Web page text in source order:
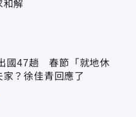
和解
國47趟 春節「就地休
？徐佳青回應了